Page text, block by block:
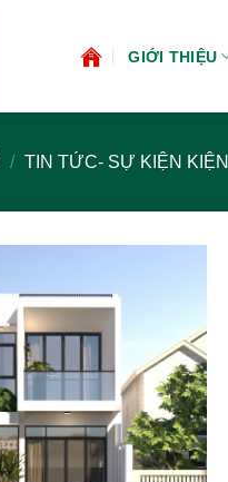
GIỚI THIỆU
/ TIN TỨC- SỰ KIỆN KIỆN